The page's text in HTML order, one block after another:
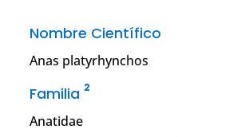
Nombre Científico
Anas platyrhynchos
Familia 2
Anatidae